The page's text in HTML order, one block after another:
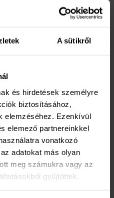
A sütikről
és hirdetések személyre
biztosításához,
elemzéséhez. Ezenkívül
elemező partnereinkkel
vonatkozó
adatokat más olyan
meg számukra vagy az
gyűjtöttek.
családi
stabil
Kft. ügyvezetőjével A
1988-ban [...]
2025.05.26. |